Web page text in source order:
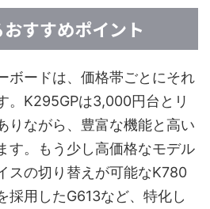
すすめポイント
ボードは、価格帯ごとにそれ
。K295GPは3,000円台とリ
りながら、豊富な機能と高い
す。もう少し高価格なモデル
スの切り替えが可能なK780
採用したG613など、特化し